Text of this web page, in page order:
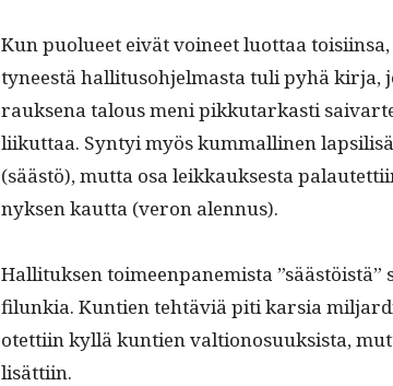
Kun puolueet eivät voineet luot­taa
tyneestä hal­li­tu­so­hjel­mas­ta tuli pyhä kir­ja,
rauk­se­na talous meni pikku­tarkasti
liikut­taa. Syn­tyi myös kum­malli­nen
(säästö), mut­ta osa leikkauk­ses­ta
nyk­sen kaut­ta (veron alennus).
Hal­li­tuk­sen toimeen­pane­mista
filunkia. Kun­tien tehtäviä piti kar­sia
otet­ti­in kyl­lä kun­tien val­tiono­suuk­sista,
lisättiin.